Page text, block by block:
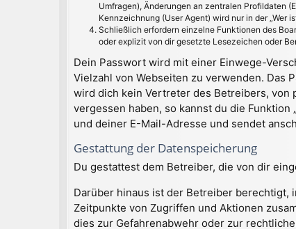
Umfragen), Änderungen an zentralen Profildaten
Kennzeichnung (User Agent) wird nur in der
Schließlich erfordern einzelne Funktionen des
oder explizit von dir gesetzte Lesezeichen oder
Dein Passwort wird mit einer Einwege-
Vielzahl von Webseiten zu verwenden. Das
wird dich kein Vertreter des Betreibers, von
vergessen haben, so kannst du die
und deiner E-Mail-Adresse und sendet
Gestattung der Datenspeicherung
Du gestattest dem Betreiber, die von dir
Darüber hinaus ist der Betreiber berechtigt,
Zeitpunkte von Zugriffen und Aktionen
dies zur Gefahrenabwehr oder zur